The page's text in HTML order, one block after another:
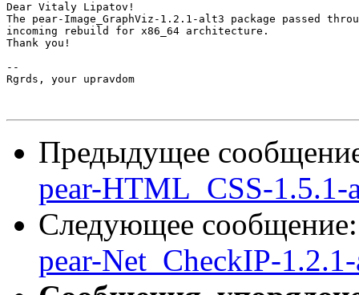
Dear Vitaly Lipatov!
The pear-Image_GraphViz-1.2.1-alt3 package passed
incoming rebuild for x86_64 architecture.
Thank you!
--
Rgrds, your upravdom
Предыдущее
pear-HTML_CSS-1.5.1-
Следующее
pear-Net_CheckIP-